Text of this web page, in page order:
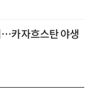
…카자흐스탄 야생